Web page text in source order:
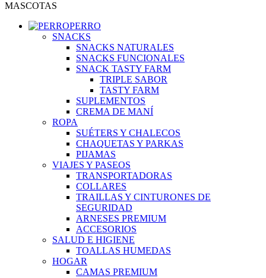
MASCOTAS
PERRO
SNACKS
SNACKS NATURALES
SNACKS FUNCIONALES
SNACK TASTY FARM
TRIPLE SABOR
TASTY FARM
SUPLEMENTOS
CREMA DE MANÍ
ROPA
SUÉTERS Y CHALECOS
CHAQUETAS Y PARKAS
PIJAMAS
VIAJES Y PASEOS
TRANSPORTADORAS
COLLARES
TRAILLAS Y CINTURONES DE
SEGURIDAD
ARNESES PREMIUM
ACCESORIOS
SALUD E HIGIENE
TOALLAS HUMEDAS
HOGAR
CAMAS PREMIUM